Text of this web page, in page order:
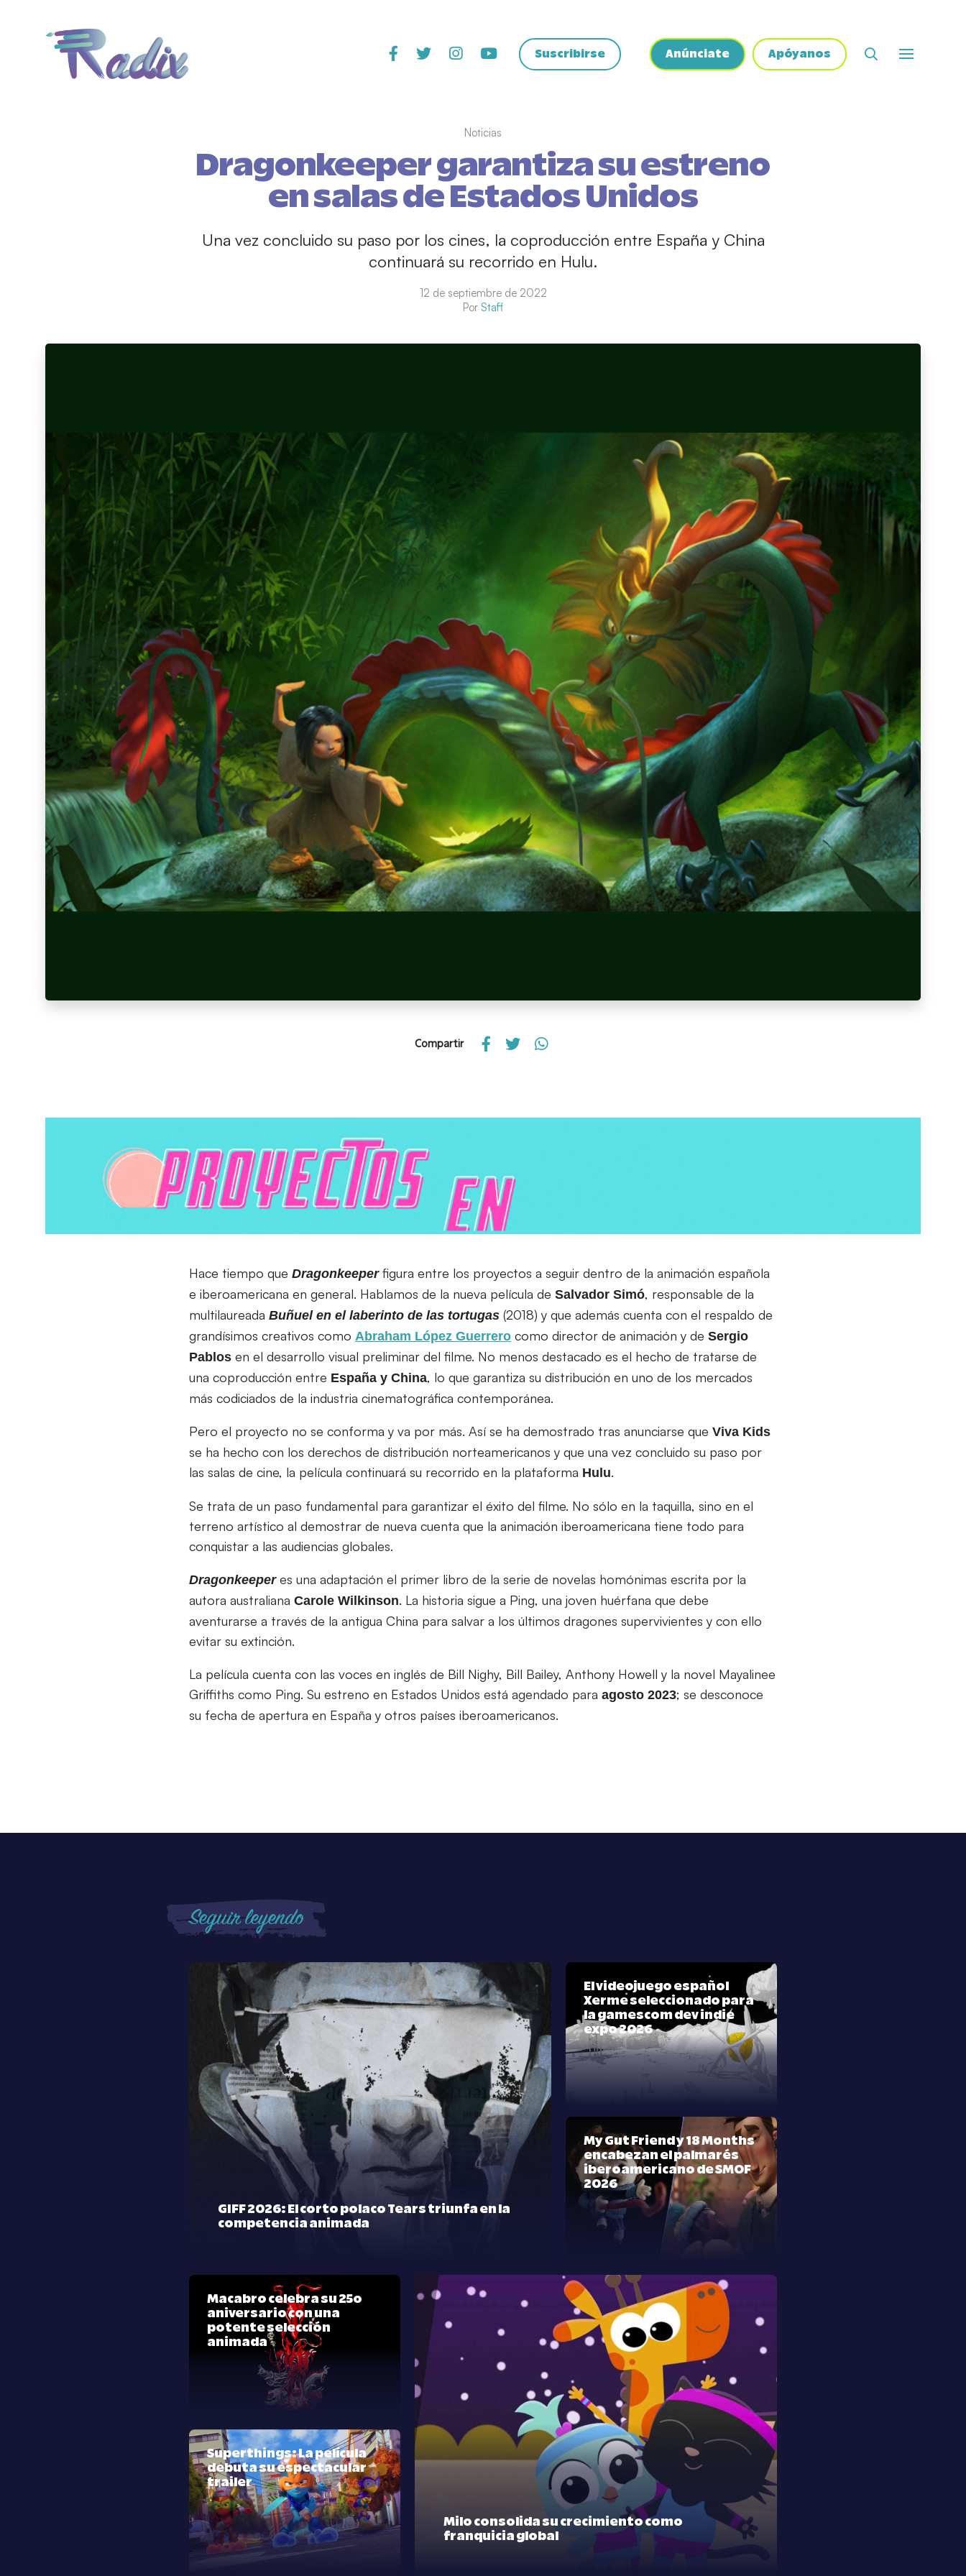
Suscribirse Anúnciate Apóyanos
Noticias
Dragonkeeper garantiza su estreno
en salas de Estados Unidos
Una vez concluido su paso por los cines, la coproducción entre España y China
continuará su recorrido en Hulu.
12 de septiembre de 2022
Por Staff
Compartir
Hace tiempo que Dragonkeeperfigura entre los proyectos a seguir dentro de la animación española
e iberoamericana en general. Hablamos de la nueva película de Salvador Simó, responsable de la
multilaureada Buñuel en el laberinto de las tortugas (2018) y que además cuenta con el respaldo de
grandísimos creativos como Abraham López Guerrero como director de animación y de Sergio
Pablos en el desarrollo visual preliminar del filme. No menos destacado es el hecho de tratarse de
una coproducción entre España y China, lo que garantiza su distribución en uno de los mercados
más codiciados de la industria cinematográfica contemporánea.
Pero el proyecto no se conforma y va por más. Así se ha demostrado tras anunciarse que Viva Kids
se ha hecho con los derechos de distribución norteamericanos y que una vez concluido su paso por
las salas de cine, la película continuará su recorrido en la plataforma Hulu.
Se trata de un paso fundamental para garantizar el éxito del filme. No sólo en la taquilla, sino en el
terreno artístico al demostrar de nueva cuenta que la animación iberoamericana tiene todo para
conquistar a las audiencias globales.
Dragonkeeperes una adaptación el primer libro de la serie de novelas homónimas escrita por la
autora australiana Carole Wilkinson. La historia sigue a Ping, una joven huérfana que debe
aventurarse a través de la antigua China para salvar a los últimos dragones supervivientes y con ello
evitar su extinción.
La película cuenta con las voces en inglés de Bill Nighy, Bill Bailey, Anthony Howell y la novel Mayalinee
Griffiths como Ping. Su estreno en Estados Unidos está agendado para agosto 2023; se desconoce
su fecha de apertura en España y otros países iberoamericanos.
Seguir leyendo
GIFF 2026: El corto polaco Tears triunfa en la
competencia animada
El videojuego español
Xerme seleccionado para
la gamescom dev indie
expo 2026
My Gut Friend y 18 Months
encabezan el palmarés
iberoamericano de SMOF
2026
Macabro celebra su 25º
aniversario con una
potente selección
animada
Milo consolida su crecimiento como
franquicia global
Superthings: La película
debuta su espectacular
trailer